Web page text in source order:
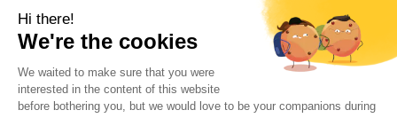
LANGUES
Français
English